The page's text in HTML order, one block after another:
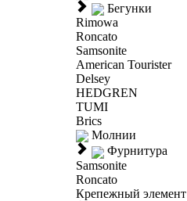
Бегунки
Rimowa
Roncato
Samsonite
American Tourister
Delsey
HEDGREN
TUMI
Brics
Молнии
Фурнитура
Samsonite
Roncato
Крепежный элемент